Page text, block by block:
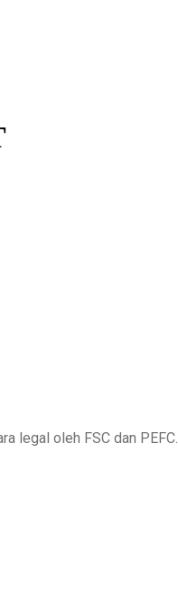
legal oleh FSC dan PEFC.